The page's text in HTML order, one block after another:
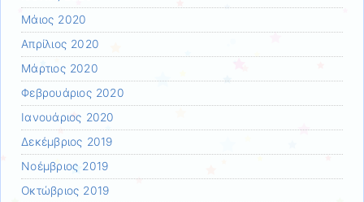
Μάιος 2020
Απρίλιος 2020
Μάρτιος 2020
Φεβρουάριος 2020
Ιανουάριος 2020
Δεκέμβριος 2019
Νοέμβριος 2019
Οκτώβριος 2019